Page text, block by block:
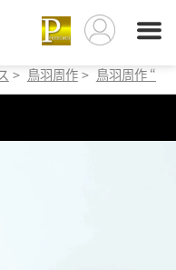
> 鳥羽周作 > 鳥羽周作 “